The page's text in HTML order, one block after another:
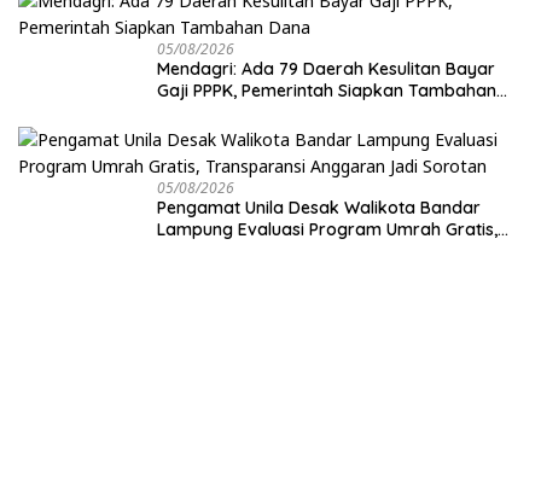
05/08/2026
Mendagri: Ada 79 Daerah Kesulitan Bayar
Gaji PPPK, Pemerintah Siapkan Tambahan
05/08/2026
Pengamat Unila Desak Walikota Bandar
Lampung Evaluasi Program Umrah Gratis,